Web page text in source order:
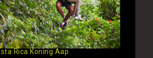
Rica Koning Aap